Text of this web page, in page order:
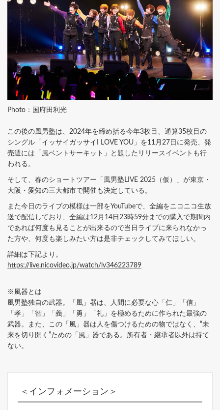
Photo：国府田利光
この後の風男塾は、2024年を締め括る今年3枚目、通算35枚目の
シングル「イッサイガッサイI LOVE YOU」を11月27日に発売、発
売週には「風ベントサーキット」と題したリリースイベントも行
われる。
そして、春のショートツアー「風男塾LIVE 2025（仮）」が東京・
大阪・愛知の三大都市で開催も決定している。
また今日のライブの模様は一部をYouTubeで、全編をニコニコ生放
送で配信しており、全編は12月14日23時59分までの購入で期間内
であれば何度も見ることが出来るので当日ライブに来られなかっ
た方や、何度も楽しみたい方は是非チェックしてみてほしい。
詳細は下記より。
https://live.nicovideo.jp/watch/lv346223789
※風器とは
風男塾独自の武器。「風」器は、人間に必要な心「仁」「信」
「孝」「智」「義」「勇」「礼」を極めるために作られた最強の
武器。また、この「風」器は人を傷つけるための物ではなく、“未
来を切り開く”ための「風」器である。所有者・継承者以外は持て
ない。
＜インフォメーション＞